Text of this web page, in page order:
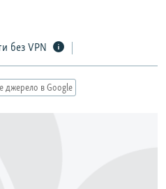
без VPN
джерело в Google